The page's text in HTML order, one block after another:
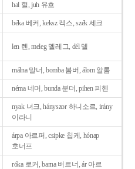
hal 헐, juh 유흐
béka 베커, keksz 켁스, szék 세크
len 렌, meleg 멜레그, dél 델
málna 말너, bomba 봄버, álom 알롬
néma 네머, bunda 분더, pihen 피헨
nyak 녀크, hányszor 하니소르, irány
이라니
árpa 아르퍼, csipke 칩케, hónap
호너프
róka 로커, barna 버르너, ár 아르